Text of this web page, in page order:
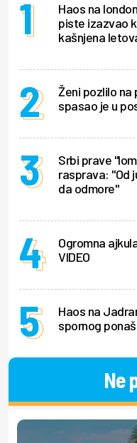
Haos na
piste izazvao
kašnjena
Ženi pozlilo na
spasao je u
Srbi prave
rasprava: "Od
da odmore"
Ogromna
VIDEO
Haos na
spornog
Ne